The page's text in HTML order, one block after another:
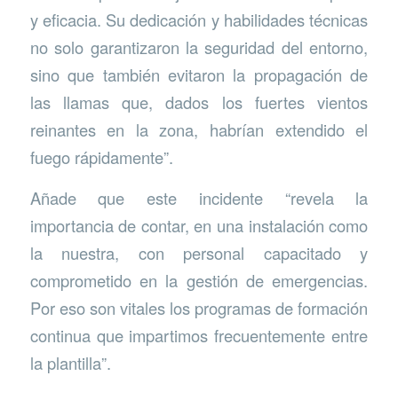
y eficacia. Su dedicación y habilidades técnicas
no solo garantizaron la seguridad del entorno,
sino que también evitaron la propagación de
las llamas que, dados los fuertes vientos
reinantes en la zona, habrían extendido el
fuego rápidamente”.
Añade que este incidente “revela la
importancia de contar, en una instalación como
la nuestra, con personal capacitado y
comprometido en la gestión de emergencias.
Por eso son vitales los programas de formación
continua que impartimos frecuentemente entre
la plantilla”.